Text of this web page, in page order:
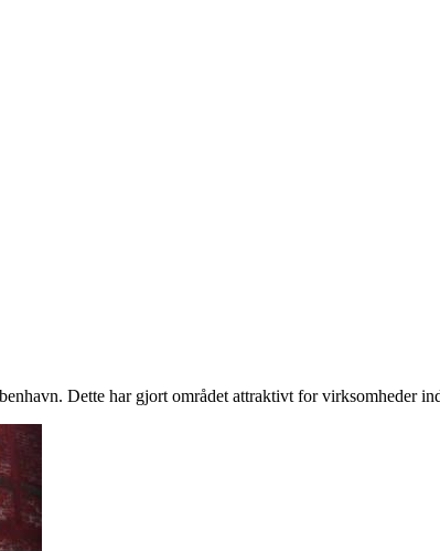
Dette har gjort området attraktivt for virksomheder